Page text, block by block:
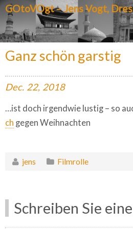
GOtoVOgt – Jens Vogt,
Ganz schön garstig
Dec. 22, 2018
…ist doch irgendwie lustig – so
ch gegen Weihnachten
jens Filmrolle
Schreiben Sie